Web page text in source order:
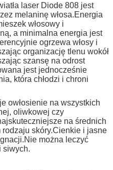
laser Diode 808 jest
melaninę włosa.Energia
włosowy i
a minimalna energia jest
ogrzewa włosy i
organizację tlenu wokół
szansę na odrost
jest jednocześnie
która chłodzi i chroni
owłosienie na wszystkich
oliwkowej czy
na średnich
rodzaju skóry.Cienkie i jasne
można leczyć
siwych.